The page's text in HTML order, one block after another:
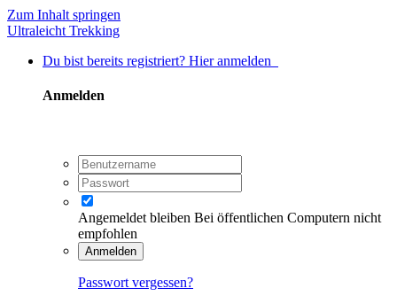
Zum Inhalt springen
Ultraleicht Trekking
Du bist bereits registriert? Hier anmelden
Anmelden
Angemeldet bleiben Bei öffentlichen Computern nicht
empfohlen
Anmelden
Passwort vergessen?